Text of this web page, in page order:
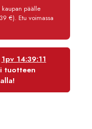
3,90 €/kk
2 001,80 €
päälle
€). Etu voimassa
1pv 14:39:10
tuotteen